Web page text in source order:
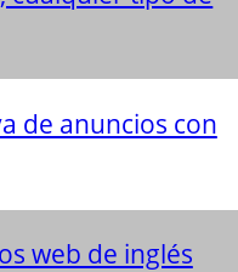
de anuncios con
web de inglés